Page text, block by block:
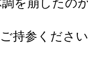
を崩したの
持参くださ